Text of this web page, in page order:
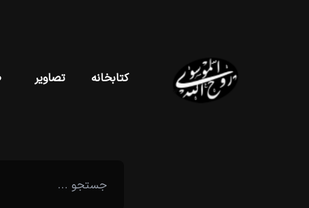
کتابخانه تصاویر